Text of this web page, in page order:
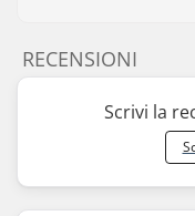
RECENSIONI
Scrivi la